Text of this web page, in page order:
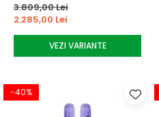
3.809,00 Lei
2.285,00 Lei
VEZI VARIANTE
-40%